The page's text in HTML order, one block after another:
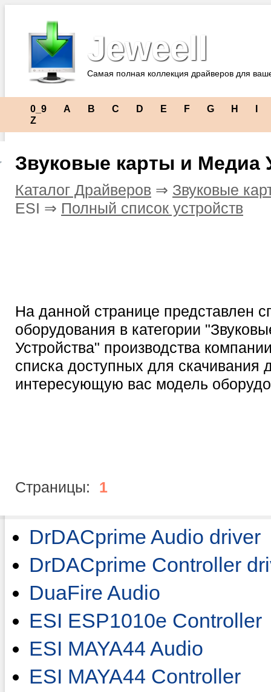
Jeweell
Самая полная коллекция драйверов для
0_9 A B C D E F G H
Z
Звуковые карты и Медиа
Каталог Драйверов ⇒ Звуковые
ESI ⇒ Полный список устройств
На данной странице представлен
оборудования в категории
Устройства" производства
списка доступных для скачивания
интересующую вас модель
Страницы: 1
DrDACprime Audio driver
DrDACprime Controller
DuaFire Audio
ESI ESP1010e Controller
ESI MAYA44 Audio
ESI MAYA44 Controller